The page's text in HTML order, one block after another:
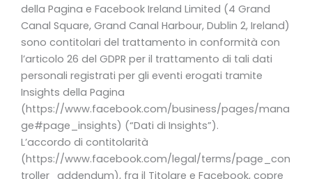
della Pagina e Facebook Ireland Limited (4 Grand
Canal Square, Grand Canal Harbour, Dublin 2, Ireland)
sono contitolari del trattamento in conformità con
l’articolo 26 del GDPR per il trattamento di tali dati
personali registrati per gli eventi erogati tramite
Insights della Pagina
(https://www.facebook.com/business/pages/mana
ge#page_insights) (“Dati di Insights”).
L’accordo di contitolarità
(https://www.facebook.com/legal/terms/page_con
troller_addendum), fra il Titolare e Facebook, copre